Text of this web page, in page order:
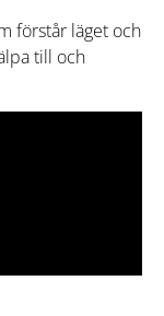
förstår läget och
till och